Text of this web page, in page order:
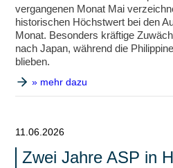
vergangenen Monat Mai
historischen Höchstwert bei den
Monat. Besonders kräftige
nach Japan, während die
blieben.
» mehr dazu
11.06.2026
Zwei Jahre ASP in